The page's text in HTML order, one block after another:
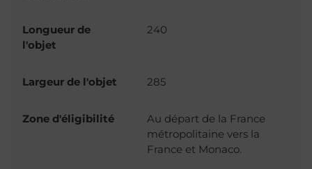
Longueur de
l'objet
240
Largeur de l'objet 285
Zone d'éligibilité
Au départ de la France
métropolitaine vers la
France et Monaco.